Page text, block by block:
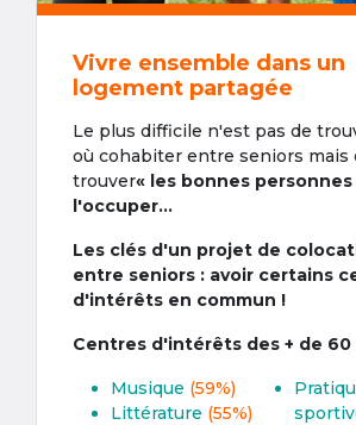
Vivre ensemble dans un
logement partagée
Le plus difficile n'est pas de
où cohabiter entre seniors mais
trouver« les bonnes personnes
l'occuper...
Les clés d'un projet de
entre seniors : avoir certains
d'intérêts en commun !
Centres d'intérêts des + de 60
Musique (59%)
Littérature (55%)